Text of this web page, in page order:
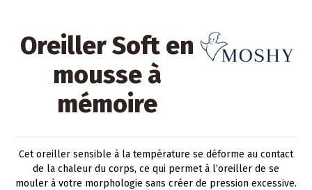
Oreiller Soft en
mousse à
mémoire
Cet oreiller sensible à la température se déforme au contact
de la chaleur du corps, ce qui permet à l’oreiller de se
mouler à votre morphologie sans créer de pression excessive.